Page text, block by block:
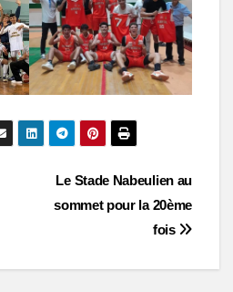
Le Stade Nabeulien au
sommet pour la 20ème
fois